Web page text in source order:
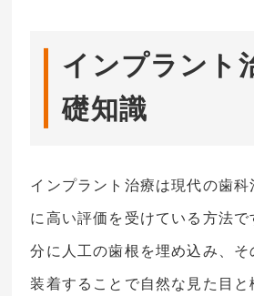
インプラント
礎知識
インプラント治療は現代の歯
に高い評価を受けている方法
分に人工の歯根を埋め込み、
装着することで自然な見た目